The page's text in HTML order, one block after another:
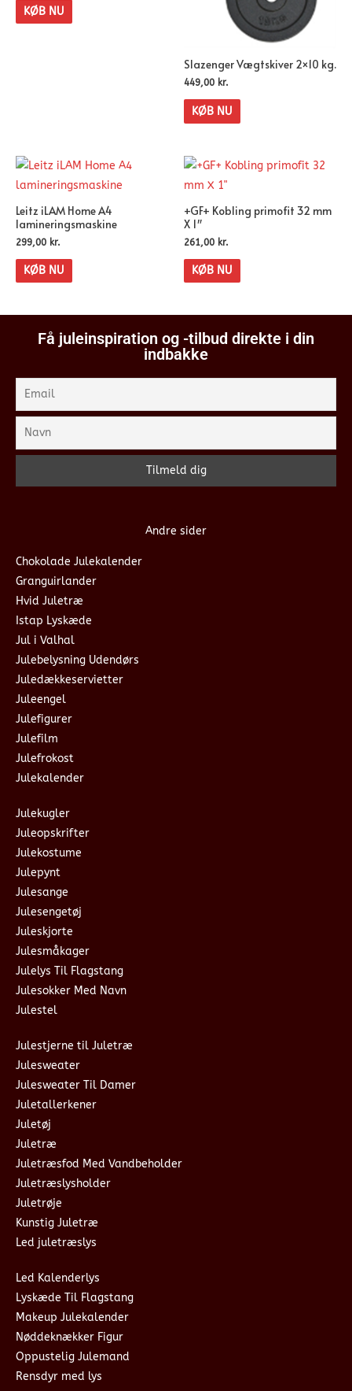
KØB NU
Slazenger Vægtskiver 2×10 kg.
449,00 kr.
KØB NU
Leitz iLAM Home A4
lamineringsmaskine
299,00 kr.
KØB NU
+GF+ Kobling primofit 32 mm
X 1″
261,00 kr.
KØB NU
Få juleinspiration og -tilbud direkte i din
indbakke
Andre sider
Chokolade Julekalender
Granguirlander
Hvid Juletræ
Istap Lyskæde
Jul i Valhal
Julebelysning Udendørs
Juledækkeservietter
Juleengel
Julefigurer
Julefilm
Julefrokost
Julekalender
Julekugler
Juleopskrifter
Julekostume
Julepynt
Julesange
Julesengetøj
Juleskjorte
Julesmåkager
Julelys Til Flagstang
Julesokker Med Navn
Julestel
Julestjerne til Juletræ
Julesweater
Julesweater Til Damer
Juletallerkener
Juletøj
Juletræ
Juletræsfod Med Vandbeholder
Juletræslysholder
Juletrøje
Kunstig Juletræ
Led juletræslys
Led Kalenderlys
Lyskæde Til Flagstang
Makeup Julekalender
Nøddeknækker Figur
Oppustelig Julemand
Rensdyr med lys